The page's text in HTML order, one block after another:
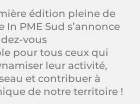
édition pleine de
In PME Sud s’annonce
vous
pour tous ceux qui
leur activité,
et contribuer à
de notre territoire !